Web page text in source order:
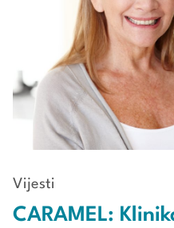
Vijesti
CARAMEL: